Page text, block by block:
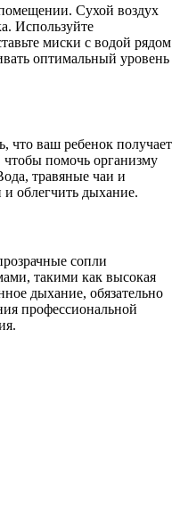
Сухой воздух
Используйте
миски с водой рядом
оптимальный уровень
что ваш ребенок получает
чтобы помочь организму
травяные чаи и
облегчить дыхание.
сопли
такими как высокая
дыхание, обязательно
профессиональной